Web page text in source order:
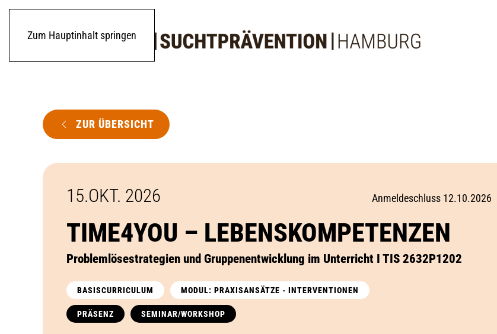
Zum Hauptinhalt springen
ZUR ÜBERSICHT
15.OKT. 2026 Anmeldeschluss 12.10.2026
TIME4YOU – LEBENSKOMPETENZEN
Problemlösestrategien und Gruppenentwicklung im Unterricht I TIS 2632P1202
BASISCURRICULUM MODUL: PRAXISANSÄTZE - INTERVENTIONEN
PRÄSENZ SEMINAR/WORKSHOP